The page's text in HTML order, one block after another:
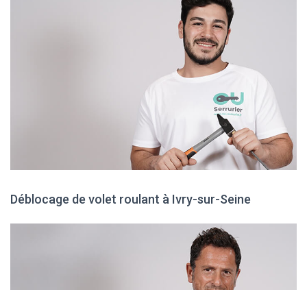
Déblocage de volet roulant à Ivry-sur-Seine